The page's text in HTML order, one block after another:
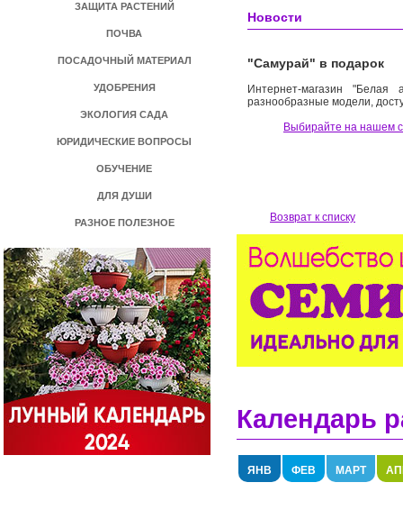
ЗАЩИТА РАСТЕНИЙ
ПОЧВА
ПОСАДОЧНЫЙ МАТЕРИАЛ
УДОБРЕНИЯ
ЭКОЛОГИЯ САДА
ЮРИДИЧЕСКИЕ ВОПРОСЫ
ОБУЧЕНИЕ
ДЛЯ ДУШИ
РАЗНОЕ ПОЛЕЗНОЕ
Новости
"Самурай" в подарок
Интернет-магазин "Белая
разнообразные модели,
Выбирайте на нашем
Возврат к списку
Календарь
ЯНВ ФЕВ МАРТ